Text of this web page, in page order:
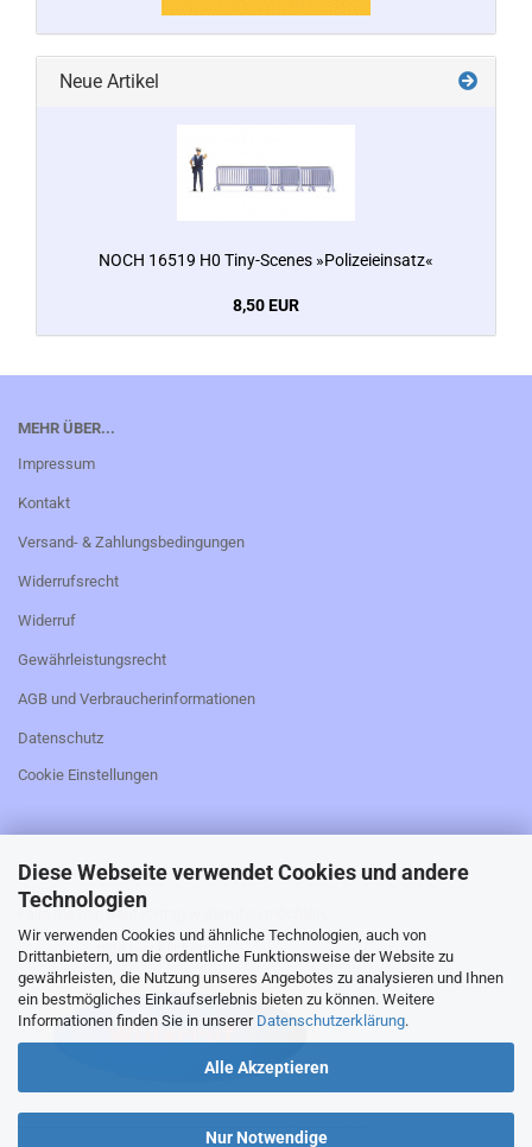
Diese Webseite verwendet Cookies und andere
Technologien
Wir verwenden Cookies und ähnliche Technologien, auch von
Drittanbietern, um die ordentliche Funktionsweise der Website zu
gewährleisten, die Nutzung unseres Angebotes zu analysieren und Ihnen
ein bestmögliches Einkaufserlebnis bieten zu können. Weitere
Informationen finden Sie in unserer Datenschutzerklärung.
Alle Akzeptieren
Nur Notwendige
Neue Artikel
NOCH 16519 H0 Tiny-Scenes »Polizeieinsatz«
8,50 EUR
MEHR ÜBER...
Impressum
Kontakt
Versand- & Zahlungsbedingungen
Widerrufsrecht
Widerruf
Gewährleistungsrecht
AGB und Verbraucherinformationen
Datenschutz
Cookie Einstellungen
_________________________________________________
Falls Sie den Kaufvertrag widerrufen möchten,
bitte hier klicken: